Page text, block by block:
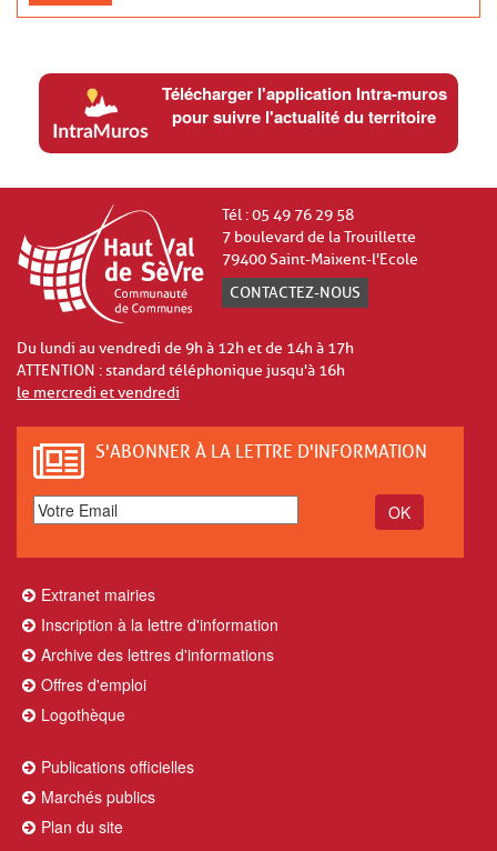
Télécharger l'application Intra-muros
pour suivre l'actualité du territoire
Tél : 05 49 76 29 58
7 boulevard de la Trouillette
79400 Saint-Maixent-l'Ecole
CONTACTEZ-NOUS
Du lundi au vendredi de 9h à 12h et de 14h à 17h
ATTENTION : standard téléphonique jusqu'à 16h
le mercredi et vendredi
S'ABONNER À LA LETTRE D'INFORMATION
Extranet mairies
Inscription à la lettre d'information
Archive des lettres d'informations
Offres d'emploi
Logothèque
Publications officielles
Marchés publics
Plan du site